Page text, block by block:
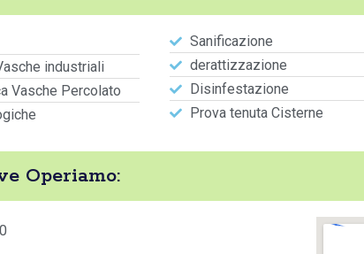
industriali
Vasche Percolato
Sanificazione
derattizzazione
Disinfestazione
Prova tenuta Cisterne
Operiamo: